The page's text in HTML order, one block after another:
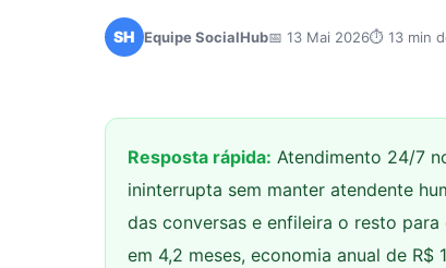
SH Equipe SocialHub📅 13 Mai 2026⏱ 13 min
Resposta rápida: Atendimento 24/7
ininterrupta sem manter atendente
das conversas e enfileira o resto
em 4,2 meses, economia anual de